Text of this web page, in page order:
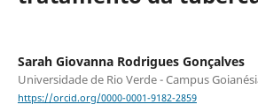
Sarah Giovanna Rodrigues Gonçalves
Universidade de Rio Verde - Campus
https://orcid.org/0000-0001-9182-2859